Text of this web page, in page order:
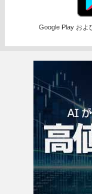
Google Play およ